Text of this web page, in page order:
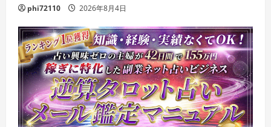
phi72110 2026年8月4日